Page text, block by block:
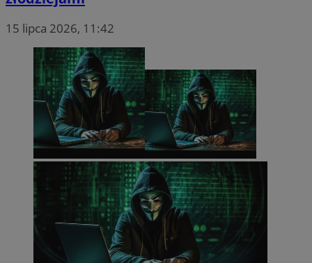
15 lipca 2026, 11:42